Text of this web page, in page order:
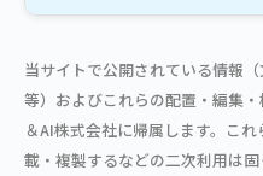
当サイトで公開されている情報
等）およびこれらの配置・編集
＆AI株式会社に帰属します。こ
載・複製するなどの二次利用は固